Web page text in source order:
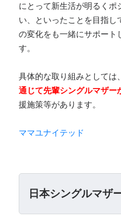
にとって新生活が明るくポ
い、といったことを目指し
の変化をも一緒にサポート
す。
具体的な取り組みとしては
通じて先輩シングルマザー
援施策等があります。
ママユナイテッド
日本シングルマザ